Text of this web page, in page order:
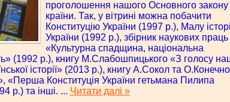
проголошення нашого Основного закону
країни. Так, у вітрині можна побачити
Конституцію України (1997 р.), Малу
України (1992 р.), збірник наукових праць
«Культурна спадщина, національна
(1992 р.), книгу М.Слабошпицького «З голосу
історії» (2013 р.), книгу А.Сокол та
«Перша Конституція України гетьмана Пилипа
р.) та інші. ... Читати далі »